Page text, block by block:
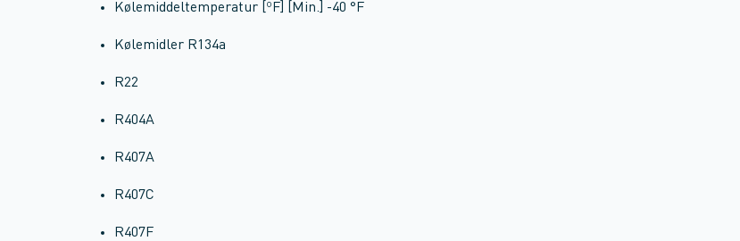
Kølemiddeltemperatur [ºF] [Min.] -40 °F
Kølemidler R134a
R22
R404A
R407A
R407C
R407F